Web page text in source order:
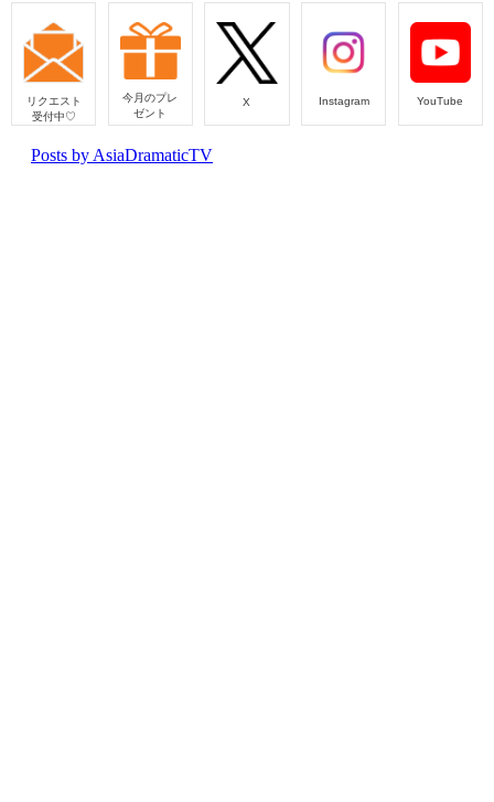
リクエスト
受付中♡
今月のプレ
ゼント
X Instagram YouTube